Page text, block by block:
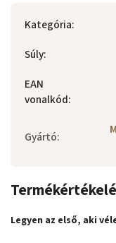
Kategória:
Súly:
EAN
vonalkód:
Gyártó:
Legyen az első, aki